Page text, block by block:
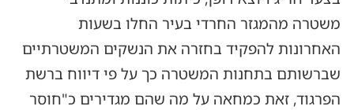
משטרה מהמגזר החרדי בעיר החלו בשעות
האחרונות להפקיד בחזרה את הנשקים המשטרתיים
שברשותם בתחנות המשטרה כך על פי דיווח ברשת
הפרגוד, זאת כמחאה על מה שהם מגדירים כ"חוסר